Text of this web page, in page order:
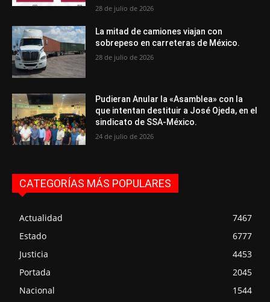
28 de julio de 2026
La mitad de camiones viajan con
sobrepeso en carreteras de México.
28 de julio de 2026
Pudieran Anular la «Asamblea» con la
que intentan destituir a José Ojeda, en el
sindicato de SSA-México.
24 de julio de 2026
CATEGORÍAS MÁS POPULARES
Actualidad
7467
Estado
6777
Justicia
4453
Portada
2045
Nacional
1544